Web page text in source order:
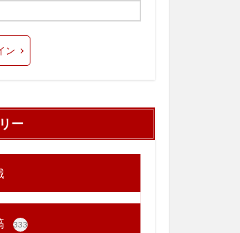
ン
ー
333